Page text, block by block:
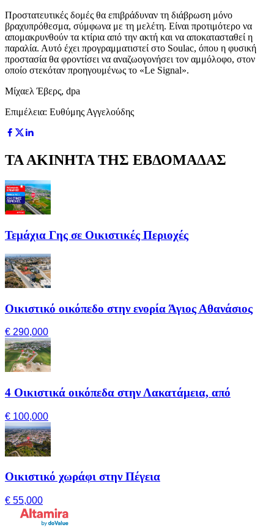
Προστατευτικές δομές θα επιβράδυναν τη διάβρωση μόνο
βραχυπρόθεσμα, σύμφωνα με τη μελέτη. Είναι προτιμότερο να
απομακρυνθούν τα κτίρια από την ακτή και να αποκατασταθεί η
παραλία. Αυτό έχει προγραμματιστεί στο Soulac, όπου η φυσική
προστασία θα φροντίσει να αναζωογονήσει τον αμμόλοφο, στον
οποίο στεκόταν προηγουμένως το «Le Signal».
Μίχαελ Έβερς, dpa
Επιμέλεια: Ευθύμης Αγγελούδης
ΤΑ ΑΚΙΝΗΤΑ ΤΗΣ ΕΒΔΟΜΑΔΑΣ
Τεμάχια Γης σε Οικιστικές Περιοχές
Οικιστικό οικόπεδο στην ενορία Άγιος Αθανάσιος
€ 290,000
4 Οικιστικά οικόπεδα στην Λακατάμεια, από
€ 100,000
Οικιστικό χωράφι στην Πέγεια
€ 55,000